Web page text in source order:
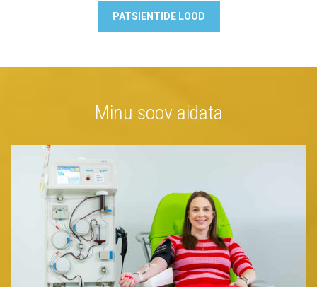
PATSIENTIDE LOOD
Minu soov aidata